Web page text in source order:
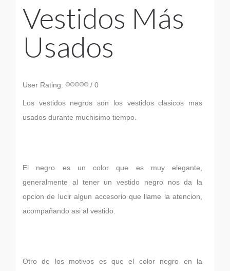
Vestidos Más
Usados
User Rating: / 0
Los vestidos negros son los vestidos clasicos mas
usados durante muchisimo tiempo.
El negro es un color que es muy elegante,
generalmente al tener un vestido negro nos da la
opcion de lucir algun accesorio que llame la atencion,
acompañando asi al vestido.
Otro de los motivos es que el color negro en la